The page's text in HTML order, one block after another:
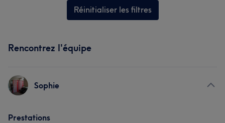
Réinitialiser les filtres
Rencontrez l'équipe
Sophie
Prestations